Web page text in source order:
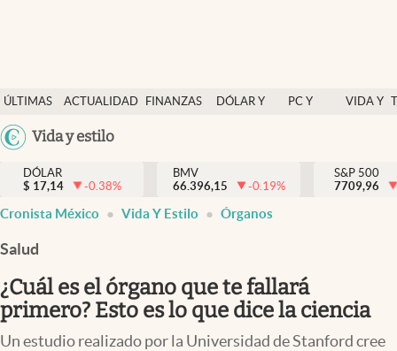
ÚLTIMAS
NOTICIAS
ACTUALIDAD
FINANZAS
DÓLAR Y
PC Y
VIDA Y
México
Vida y estilo
Actualidad
Finanzas y economía
Dólar y mercados
Pc y celular
Vida y estilo
DÓLAR
$ 17,14 -0.38%
BMV
66.396,15
-0.19%
S&P 500
7709,96
Cronista México Vida Y Estilo Órganos
Salud
¿Cuál es el órgano que te fallará
primero? Esto es lo que dice la ciencia
Un estudio realizado por la Universidad de Stanford cree